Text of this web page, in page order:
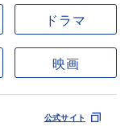
ドラマ
映画
公式サイト